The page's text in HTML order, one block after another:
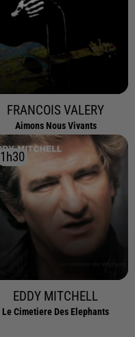
FRANCOIS VALERY
Aimons Nous Vivants
1h30
1h30
EDDY MITCHELL
Le Cimetiere Des Elephants